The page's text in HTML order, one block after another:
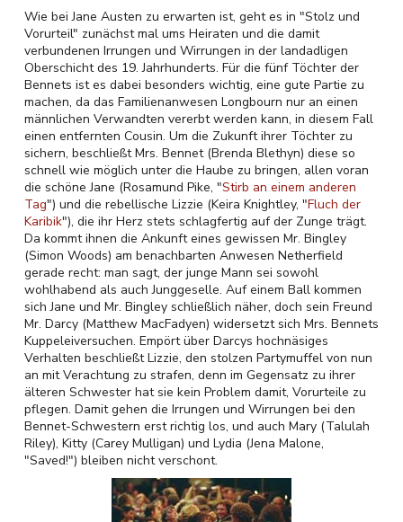
Wie bei Jane Austen zu erwarten ist, geht es in "Stolz und
Vorurteil" zunächst mal ums Heiraten und die damit
verbundenen Irrungen und Wirrungen in der landadligen
Oberschicht des 19. Jahrhunderts. Für die fünf Töchter der
Bennets ist es dabei besonders wichtig, eine gute Partie zu
machen, da das Familienanwesen Longbourn nur an einen
männlichen Verwandten vererbt werden kann, in diesem Fall
einen entfernten Cousin. Um die Zukunft ihrer Töchter zu
sichern, beschließt Mrs. Bennet (Brenda Blethyn) diese so
schnell wie möglich unter die Haube zu bringen, allen voran
die schöne Jane (Rosamund Pike, "Stirb an einem anderen
Tag") und die rebellische Lizzie (Keira Knightley, "Fluch der
Karibik"), die ihr Herz stets schlagfertig auf der Zunge trägt.
Da kommt ihnen die Ankunft eines gewissen Mr. Bingley
(Simon Woods) am benachbarten Anwesen Netherfield
gerade recht: man sagt, der junge Mann sei sowohl
wohlhabend als auch Junggeselle. Auf einem Ball kommen
sich Jane und Mr. Bingley schließlich näher, doch sein Freund
Mr. Darcy (Matthew MacFadyen) widersetzt sich Mrs. Bennets
Kuppeleiversuchen. Empört über Darcys hochnäsiges
Verhalten beschließt Lizzie, den stolzen Partymuffel von nun
an mit Verachtung zu strafen, denn im Gegensatz zu ihrer
älteren Schwester hat sie kein Problem damit, Vorurteile zu
pflegen. Damit gehen die Irrungen und Wirrungen bei den
Bennet-Schwestern erst richtig los, und auch Mary (Talulah
Riley), Kitty (Carey Mulligan) und Lydia (Jena Malone,
"Saved!") bleiben nicht verschont.